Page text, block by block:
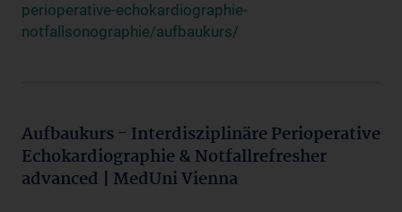
perioperative-echokardiographie-
notfallsonographie/aufbaukurs/
Aufbaukurs - Interdisziplinäre Perioperative
Echokardiographie & Notfallrefresher
advanced | MedUni Vienna